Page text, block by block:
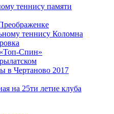
теннису памяти
теннису Коломна
Спин»
в Чертаново 2017
на 25ти летие клуба